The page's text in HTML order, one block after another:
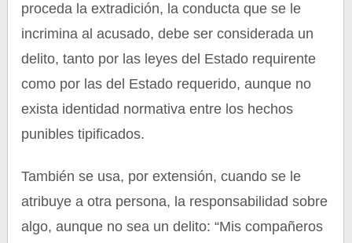
proceda la extradición, la conducta que se le
incrimina al acusado, debe ser considerada un
delito, tanto por las leyes del Estado requirente
como por las del Estado requerido, aunque no
exista identidad normativa entre los hechos
punibles tipificados.
También se usa, por extensión, cuando se le
atribuye a otra persona, la responsabilidad sobre
algo, aunque no sea un delito: “Mis compañeros